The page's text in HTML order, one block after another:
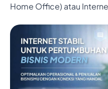
Home Office) atau